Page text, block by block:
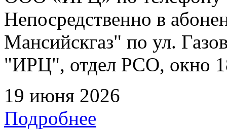
Непосредственно в
Мансийскгаз" по ул.
"ИРЦ", отдел РСО, окно
19 июня 2026
Подробнее